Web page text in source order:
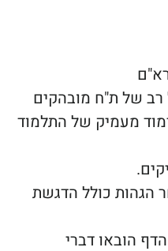
של ת"ח מובהקים
מעמיק של התלמוד
הגהות כולל הדגשת
הובאו דברי